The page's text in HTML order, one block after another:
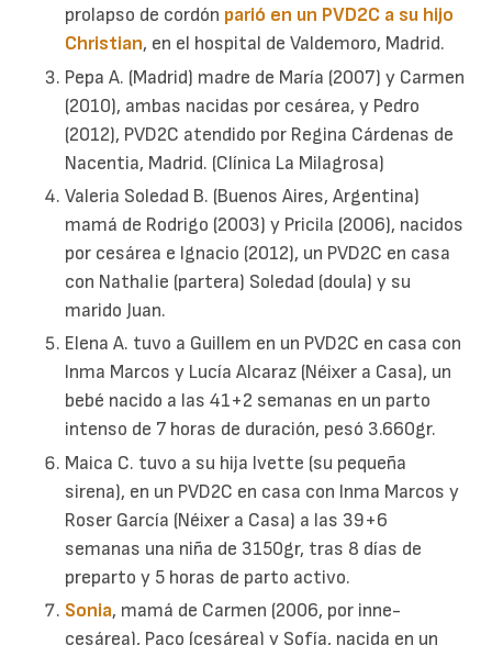
prolapso de cordón parió en un PVD2C a su hijo
Christian, en el hospital de Valdemoro, Madrid.
Pepa A. (Madrid) madre de María (2007) y Carmen
(2010), ambas nacidas por cesárea, y Pedro
(2012), PVD2C atendido por Regina Cárdenas de
Nacentia, Madrid. (Clínica La Milagrosa)
Valeria Soledad B. (Buenos Aires, Argentina)
mamá de Rodrigo (2003) y Pricila (2006), nacidos
por cesárea e Ignacio (2012), un PVD2C en casa
con Nathalie (partera) Soledad (doula) y su
marido Juan.
Elena A. tuvo a Guillem en un PVD2C en casa con
Inma Marcos y Lucía Alcaraz (Néixer a Casa), un
bebé nacido a las 41+2 semanas en un parto
intenso de 7 horas de duración, pesó 3.660gr.
Maica C. tuvo a su hija Ivette (su pequeña
sirena), en un PVD2C en casa con Inma Marcos y
Roser García (Néixer a Casa) a las 39+6
semanas una niña de 3150gr, tras 8 días de
preparto y 5 horas de parto activo.
Sonia, mamá de Carmen (2006, por inne-
cesárea), Paco (cesárea) y Sofía, nacida en un